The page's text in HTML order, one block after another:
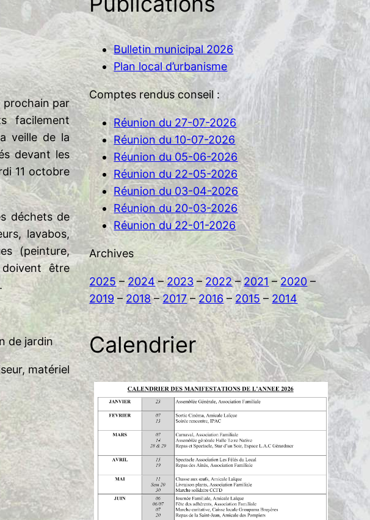
prochain par
facilement
veille de la
devant les
11 octobre
déchets de
lavabos,
(peinture,
être
de jardin
matériel
h
e
r
c
h
e
r
Bulletin municipal 2026
Plan local d’urbanisme
Comptes rendus conseil :
Réunion du 27-07-2026
Réunion du 10-07-2026
Réunion du 05-06-2026
Réunion du 22-05-2026
Réunion du 03-04-2026
Réunion du 20-03-2026
Réunion du 22-01-2026
Archives
2025–2024–2023 –2022–2021–2020 –
2019–2018–2017–2016–2015 – 2014
Calendrier